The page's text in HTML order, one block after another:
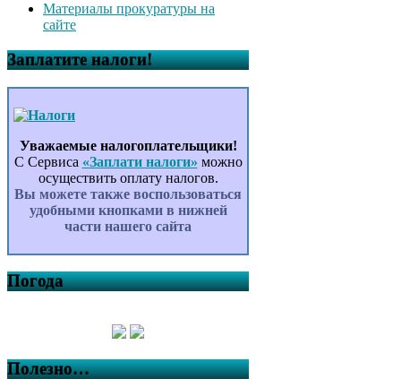
Материалы прокуратуры на
сайте
Заплатите налоги!
Уважаемые налогоплательщики!
С Сервиса «Заплати налоги» можно
осуществить оплату налогов.
Вы можете также воспользоваться
удобными кнопками в нижней
части нашего сайта
Погода
Полезно…